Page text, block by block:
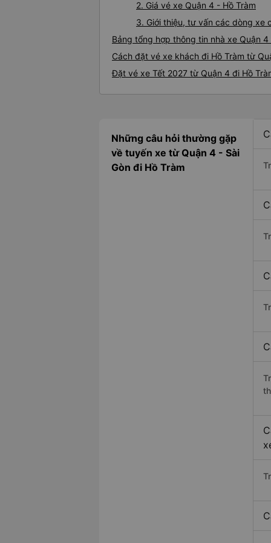
2. Giá vé xe Quận 4 - Hồ Tràm
3. Giới thiệu, tư vấn các dòng xe
Bảng tổng hợp thông tin nhà xe Quận 4
Cách đặt vé xe khách đi Hồ Tràm từ
Đặt vé xe Tết 2027 từ Quận 4 đi Hồ
Những câu hỏi thường gặp
về tuyến xe từ Quận 4 - Sài
Gòn đi Hồ Tràm